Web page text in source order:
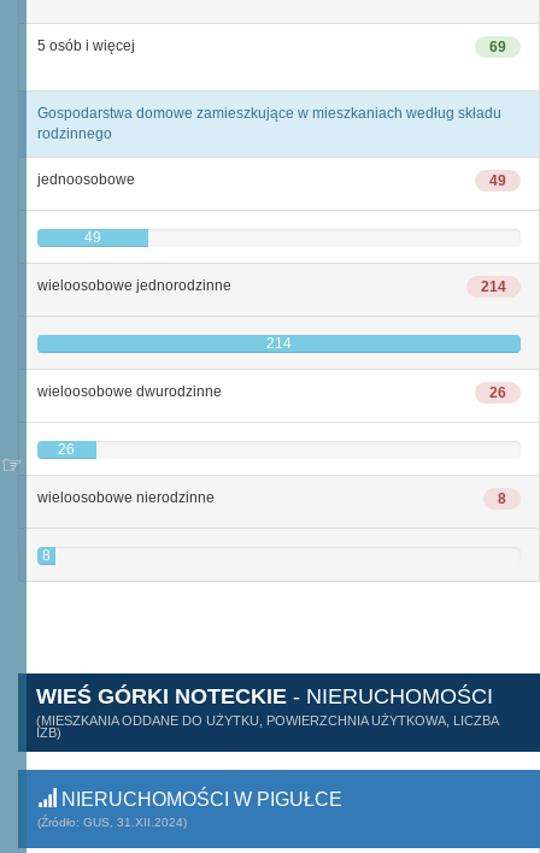
69
5 osób i więcej
Gospodarstwa domowe zamieszkujące w mieszkaniach według składu
rodzinnego
49
jednoosobowe
49
214
wieloosobowe jednorodzinne
214
26
wieloosobowe dwurodzinne
26
8
wieloosobowe nierodzinne
8
WIEŚ GÓRKI NOTECKIE - NIERUCHOMOŚCI
(MIESZKANIA ODDANE DO UŻYTKU, POWIERZCHNIA UŻYTKOWA, LICZBA
IZB)
NIERUCHOMOŚCI W PIGUŁCE
(Źródło: GUS, 31.XII.2024)